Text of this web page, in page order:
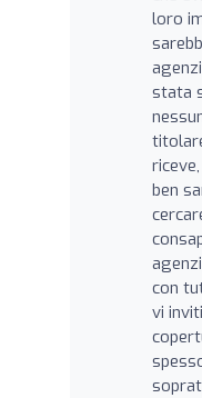
loro
stata
ben
con
vi